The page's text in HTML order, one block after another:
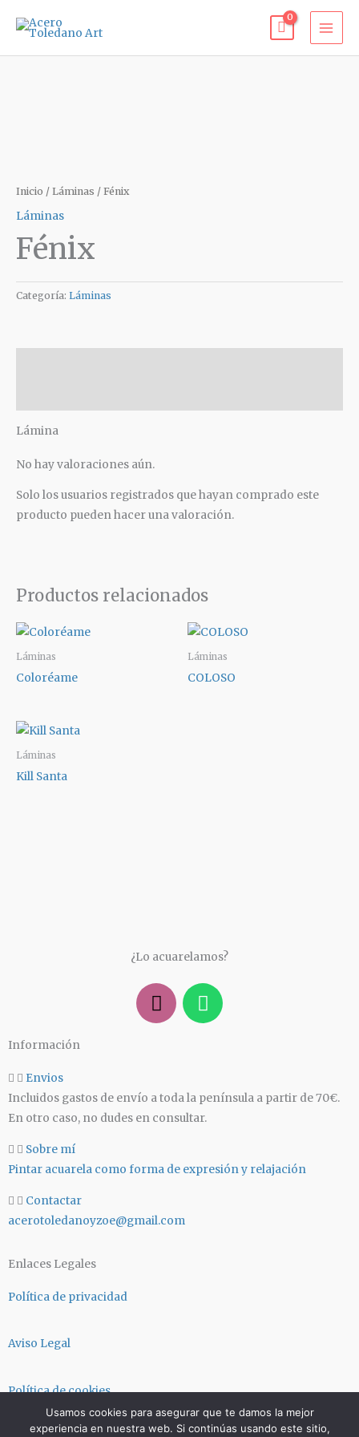
Inicio / Láminas / Fénix
Láminas
Fénix
Categoría: Láminas
Lámina
No hay valoraciones aún.
Solo los usuarios registrados que hayan comprado este
producto pueden hacer una valoración.
Productos relacionados
Láminas
Coloréame
Láminas
COLOSO
Láminas
Kill Santa
¿Lo acuarelamos?
I
n
g
r
W
h
a
p
Información
Envios
Incluidos gastos de envío a toda la península a partir de 70€.
En otro caso, no dudes en consultar.
Sobre mí
Pintar acuarela como forma de expresión y relajación
Contactar
acerotoledanoyzoe@gmail.com
Enlaces Legales
Política de privacidad
Aviso Legal
Política de cookies
Usamos cookies para asegurar que te damos la mejor
experiencia en nuestra web. Si continúas usando este sitio,